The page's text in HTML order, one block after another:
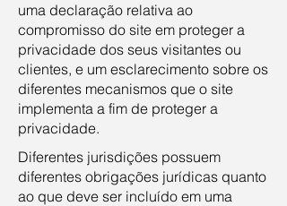
uma declaração relativa ao
compromisso do site em proteger a
privacidade dos seus visitantes ou
clientes, e um esclarecimento sobre os
diferentes mecanismos que o site
implementa a fim de proteger a
privacidade.
Diferentes jurisdições possuem
diferentes obrigações jurídicas quanto
ao que deve ser incluído em uma